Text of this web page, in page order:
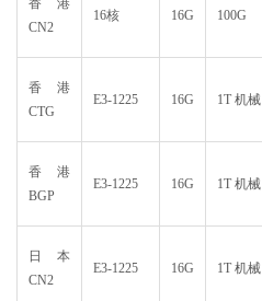
香港
CN2
16核 16G 100G
香港
CTG
E3-1225 16G 1T 机械
香港
BGP
E3-1225 16G 1T 机械
日本
CN2
E3-1225 16G 1T 机械